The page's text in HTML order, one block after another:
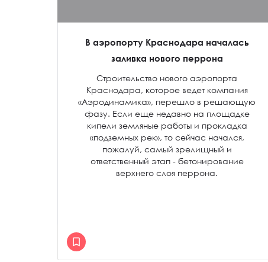
В аэропорту Краснодара началась
заливка нового перрона
Строительство нового аэропорта
Краснодара, которое ведет компания
«Аэродинамика», перешло в решающую
фазу. Если еще недавно на площадке
кипели земляные работы и прокладка
«подземных рек», то сейчас начался,
пожалуй, самый зрелищный и
ответственный этап - бетонирование
верхнего слоя перрона.